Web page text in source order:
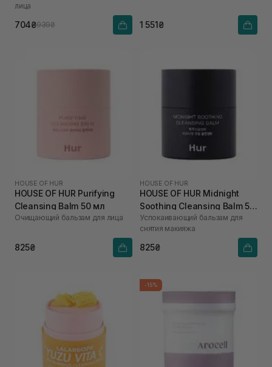
лица
704₴939₴ 1 551₴
HOUSE OF HUR
HOUSE OF HUR Purifying
Cleansing Balm 50 мл
Очищающий бальзам для лица
825₴
HOUSE OF HUR
HOUSE OF HUR Midnight
Soothing Cleansing Balm 50
мл
Успокаивающий бальзам для
снятия макияжа
825₴
-15%